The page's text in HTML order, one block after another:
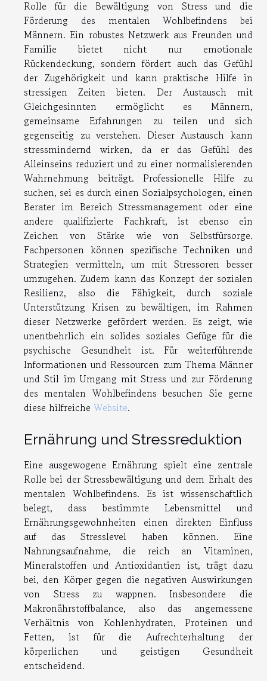
Rolle für die Bewältigung von Stress und die
Förderung des mentalen Wohlbefindens bei
Männern. Ein robustes Netzwerk aus Freunden und
Familie bietet nicht nur emotionale
Rückendeckung, sondern fördert auch das Gefühl
der Zugehörigkeit und kann praktische Hilfe in
stressigen Zeiten bieten. Der Austausch mit
Gleichgesinnten ermöglicht es Männern,
gemeinsame Erfahrungen zu teilen und sich
gegenseitig zu verstehen. Dieser Austausch kann
stressmindernd wirken, da er das Gefühl des
Alleinseins reduziert und zu einer normalisierenden
Wahrnehmung beiträgt. Professionelle Hilfe zu
suchen, sei es durch einen Sozialpsychologen, einen
Berater im Bereich Stressmanagement oder eine
andere qualifizierte Fachkraft, ist ebenso ein
Zeichen von Stärke wie von Selbstfürsorge.
Fachpersonen können spezifische Techniken und
Strategien vermitteln, um mit Stressoren besser
umzugehen. Zudem kann das Konzept der sozialen
Resilienz, also die Fähigkeit, durch soziale
Unterstützung Krisen zu bewältigen, im Rahmen
dieser Netzwerke gefördert werden. Es zeigt, wie
unentbehrlich ein solides soziales Gefüge für die
psychische Gesundheit ist. Für weiterführende
Informationen und Ressourcen zum Thema Männer
und Stil im Umgang mit Stress und zur Förderung
des mentalen Wohlbefindens besuchen Sie gerne
diese hilfreiche Website.
Ernährung und Stressreduktion
Eine ausgewogene Ernährung spielt eine zentrale
Rolle bei der Stressbewältigung und dem Erhalt des
mentalen Wohlbefindens. Es ist wissenschaftlich
belegt, dass bestimmte Lebensmittel und
Ernährungsgewohnheiten einen direkten Einfluss
auf das Stresslevel haben können. Eine
Nahrungsaufnahme, die reich an Vitaminen,
Mineralstoffen und Antioxidantien ist, trägt dazu
bei, den Körper gegen die negativen Auswirkungen
von Stress zu wappnen. Insbesondere die
Makronährstoffbalance, also das angemessene
Verhältnis von Kohlenhydraten, Proteinen und
Fetten, ist für die Aufrechterhaltung der
körperlichen und geistigen Gesundheit
entscheidend.